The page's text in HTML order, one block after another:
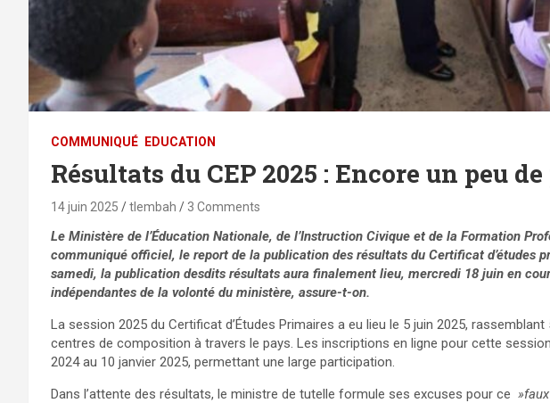
COMMUNIQUÉ EDUCATION
Résultats du CEP 2025 : Encore un peu
14 juin 2025 tlembah 3 Comments
Le Ministère de l’Éducation Nationale, de l’Instruction Civique et de la Formation
communiqué officiel, le report de la publication des résultats du Certificat d’études
samedi, la publication desdits résultats aura finalement lieu, mercredi 18 juin en
indépendantes de la volonté du ministère, assure-t-on.
La session 2025 du Certificat d’Études Primaires a eu lieu le 5 juin 2025,
centres de composition à travers le pays. Les inscriptions en ligne pour cette
2024 au 10 janvier 2025, permettant une large participation.
Dans l’attente des résultats, le ministre de tutelle formule ses excuses pour ce